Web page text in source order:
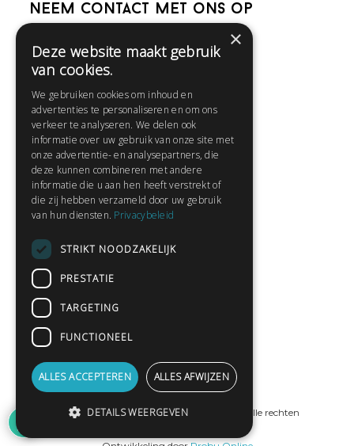
Neem contact met ons op
Help
Contact
Huisregels
Snel naar:
Gratis aanmelden
Privacybeleid
Gedichten lezen
Schrijfwedstrijden
Schrijftips
© Copyright 2019 - 2026ProPublishing
· Alle rechten
×
Deze website maakt gebruik
van cookies.
We gebruiken cookies om inhoud en
advertenties te personaliseren en om ons
verkeer te analyseren. We delen ook
informatie over uw gebruik van onze site met
onze advertentie- en analysepartners, die
deze kunnen combineren met andere
informatie die u aan hen heeft verstrekt of
die zij hebben verzameld door uw gebruik
van hun diensten. Privacybeleid
STRIKT NOODZAKELIJK
PRESTATIE
TARGETING
FUNCTIONEEL
ALLES ACCEPTEREN ALLES AFWIJZEN
DETAILS WEERGEVEN